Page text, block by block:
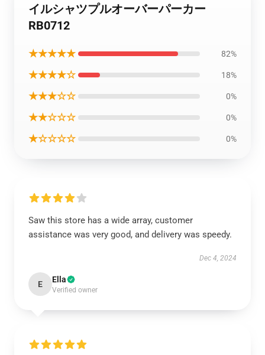
イルシャツプルオーバーパーカー
RB0712
★★★★★ 82%
★★★★☆ 18%
★★★☆☆ 0%
★★☆☆☆ 0%
★☆☆☆☆ 0%
Saw this store has a wide array, customer
assistance was very good, and delivery was speedy.
Dec 4, 2024
E Ella
Verified owner